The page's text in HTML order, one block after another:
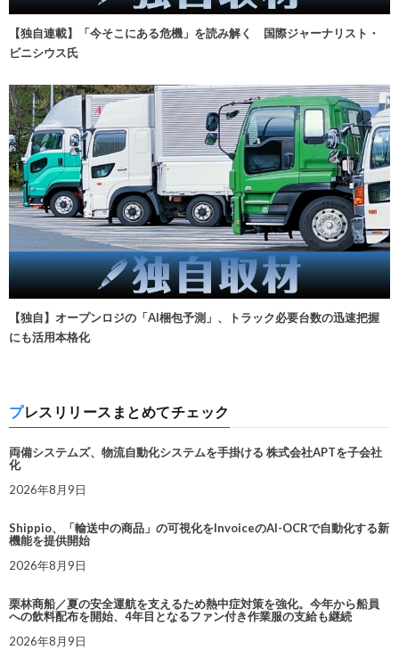
【独自連載】「今そこにある危機」を読み解く 国際ジャーナリスト・
ビニシウス氏
【独自】オープンロジの「AI梱包予測」、トラック必要台数の迅速把握
にも活用本格化
プレスリリースまとめてチェック
両備システムズ、物流自動化システムを手掛ける 株式会社APTを子会社
化
2026年8月9日
Shippio、「輸送中の商品」の可視化をInvoiceのAI-OCRで自動化する新
機能を提供開始
2026年8月9日
栗林商船／夏の安全運航を支えるため熱中症対策を強化。今年から船員
への飲料配布を開始、4年目となるファン付き作業服の支給も継続
2026年8月9日